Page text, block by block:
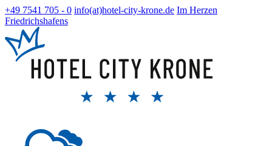
+49 7541 705 - 0 info(at)hotel-city-krone.de Im Herzen
Friedrichshafens